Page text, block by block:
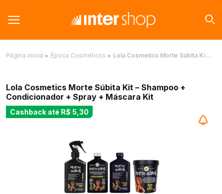
Página inicial ▸ Época Cosméticos ▸ Lola Cosmetics Morte Súbita Ki…
Lola Cosmetics Morte Súbita Kit – Shampoo +
Condicionador + Spray + Máscara Kit
Cashback até R$ 5,30